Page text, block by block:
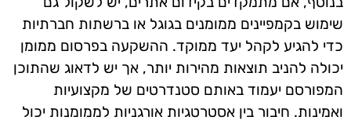
שימוש בקמפיינים ממומנים בגוגל או ברשתות חברתיות
כדי להגיע לקהל יעד ממוקד. ההשקעה בפרסום ממומן
יכולה להניב תוצאות מהירות יותר, אך יש לדאוג שהתוכן
המפורסם יעמוד באותם סטנדרטים של מקצועיות
ואמינות. חיבור בין אסטרטגיות אורגניות לממומנות יכול